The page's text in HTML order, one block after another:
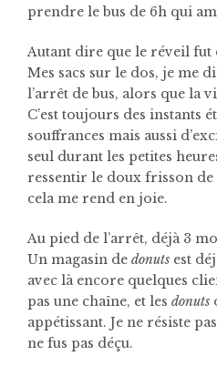
prendre le bus de 6h qui
Autant dire que le réveil fut
Mes sacs sur le dos, je me
l’arrêt de bus, alors que la
C’est toujours des instants
souffrances mais aussi
seul durant les petites
ressentir le doux frisson de
cela me rend en joie.
Au pied de l’arrêt, déjà 3
Un magasin de donuts est
avec là encore quelques
pas une chaîne, et les donuts
appétissant. Je ne résiste
ne fus pas déçu.